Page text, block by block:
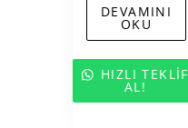
DEVAMINI
OKU
HIZLI TEKLIF
AL!